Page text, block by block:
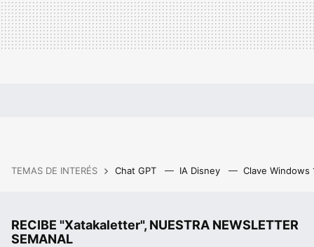
TEMAS DE INTERÉS Chat GPT IA Disney Clave Windows
RECIBE "Xatakaletter", NUESTRA NEWSLETTER
SEMANAL